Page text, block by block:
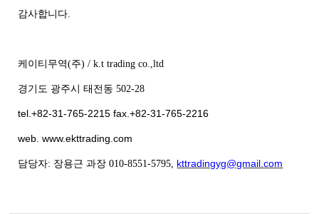
감사합니다.
케이티무역(주) / k.t trading co.,ltd
경기도 광주시 태전동 502-28
tel.+82-31-765-2215 fax.+82-31-765-2216
web. www.ekttrading.com
담당자: 장용근 과장 010-8551-5795, kttradingyg@gmail.com